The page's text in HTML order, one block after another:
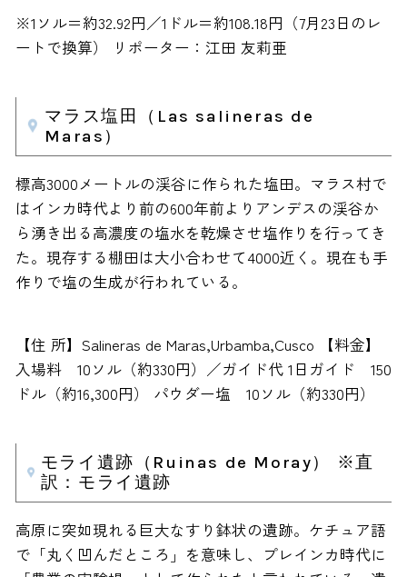
※1ソル＝約32.92円／1ドル＝約108.18円（7月23日のレ
ートで換算） リポーター：江田 友莉亜
マラス塩田（Las salineras de
Maras）
標高3000メートルの渓谷に作られた塩田。マラス村で
はインカ時代より前の600年前よりアンデスの渓谷か
ら湧き出る高濃度の塩水を乾燥させ塩作りを行ってき
た。現存する棚田は大小合わせて4000近く。現在も手
作りで塩の生成が行われている。
【住 所】Salineras de Maras,Urbamba,Cusco 【料金】
入場料 10ソル（約330円）／ガイド代 1日ガイド 150
ドル（約16,300円） パウダー塩 10ソル（約330円）
モライ遺跡（Ruinas de Moray） ※直
訳：モライ遺跡
高原に突如現れる巨大なすり鉢状の遺跡。ケチュア語
で「丸く凹んだところ」を意味し、プレインカ時代に